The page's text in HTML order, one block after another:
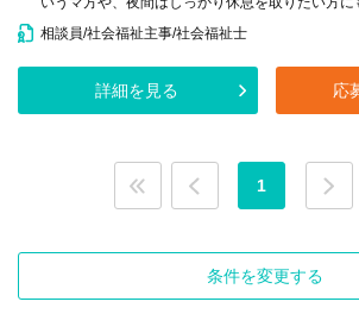
相談員/社会福祉主事/社会福祉士
詳細を見る 応
1
条件を変更する